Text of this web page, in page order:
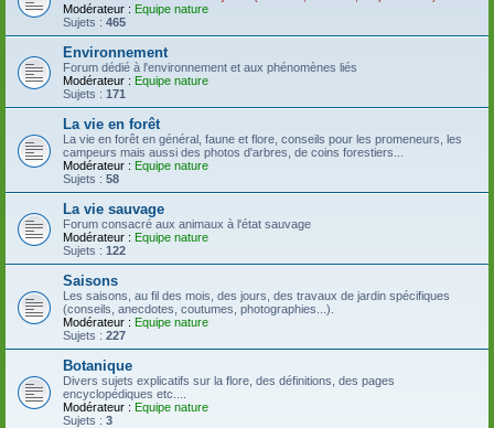
Modérateur : Equipe nature
Sujets : 465
Environnement
Forum dédié à l'environnement et aux phénomènes liés
Modérateur : Equipe nature
Sujets : 171
La vie en forêt
La vie en forêt en général, faune et flore, conseils pour les promeneurs, les
campeurs mais aussi des photos d'arbres, de coins forestiers...
Modérateur : Equipe nature
Sujets : 58
La vie sauvage
Forum consacré aux animaux à l'état sauvage
Modérateur : Equipe nature
Sujets : 122
Saisons
Les saisons, au fil des mois, des jours, des travaux de jardin spécifiques
(conseils, anecdotes, coutumes, photographies...).
Modérateur : Equipe nature
Sujets : 227
Botanique
Divers sujets explicatifs sur la flore, des définitions, des pages
encyclopédiques etc....
Modérateur : Equipe nature
Sujets : 3